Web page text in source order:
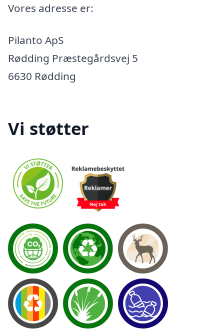
Vores adresse er:
Pilanto ApS
Rødding Præstegårdsvej 5
6630 Rødding
Vi støtter